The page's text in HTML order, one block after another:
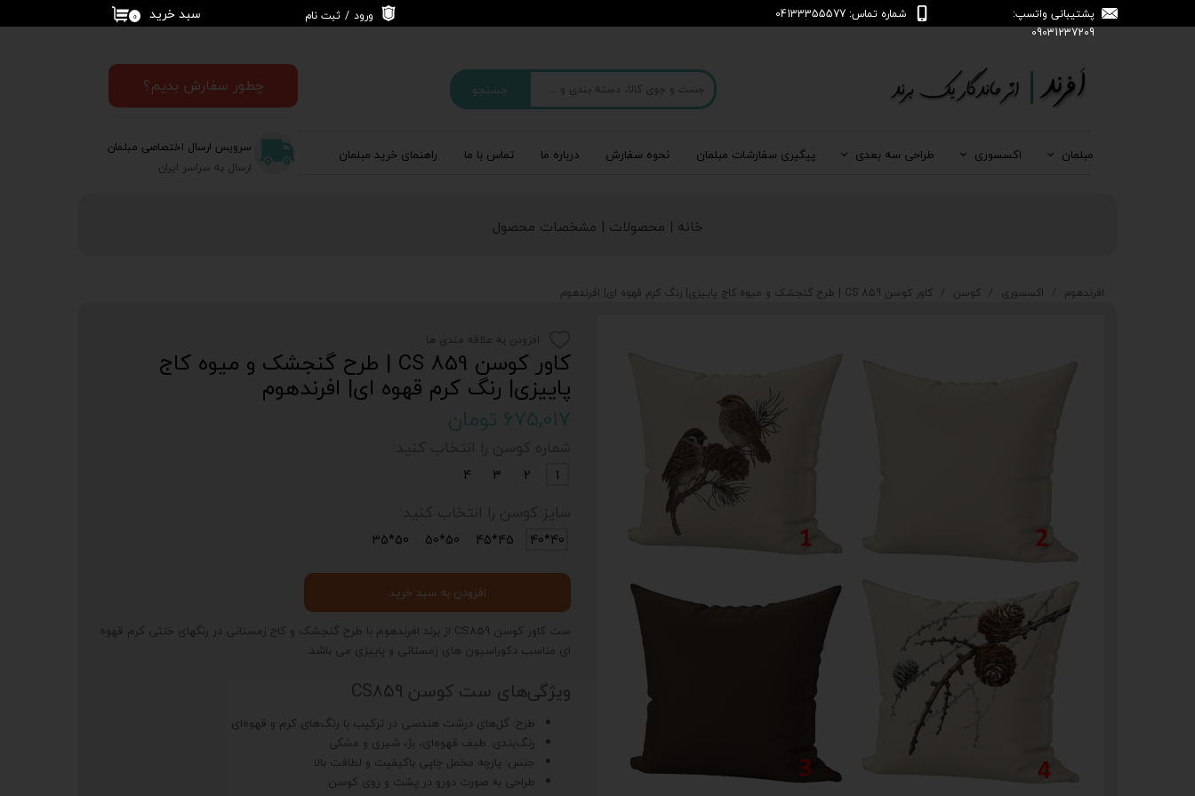
جستجو
سرویس ارسال اختصاصی مبلمان
ارسال به سراسر ایران
پشتیبانی واتسپ:
09031237209
شماره تماس: 04133355577 ۰ سبد خرید ورود / ثبت نام
خروج از حساب
مبلمان اکسسوری طراحی سه بعدی پیگیری سفارشات مبلمان نحوه سفارش درباره‌ ما تماس با ما راهنمای خرید مبلمان
چطور سفارش بدیم؟
خانه | محصولات | مشخصات محصول
افرندهوم اکسسوری کوسن کاور کوسن CS 859 | طرح گنجشک و میوه کاج پاییزی| رنگ‌ کرم قهوه ای| افرندهوم
کاور کوسن CS 859 | طرح گنجشک و میوه کاج
پاییزی| رنگ‌ کرم قهوه ای| افرندهوم
۶۷۵,۰۱۷ تومان
ست کاور کوسن CS859 از برند افرندهوم با طرح گنجشک و کاج زمستانی در رنگهای خنثی کرم قهوه
ای مناسب دکوراسیون های زمستانی و پاییزی می باشد.
ویژگی‌های ست کوسن CS859
طرح: گل‌های درشت هندسی در ترکیب با رنگ‌های کرم و قهوه‌ای
رنگ‌بندی: طیف قهوه‌ای، بژ، شیری و مشکی
جنس: پارچه مخمل چاپی باکیفیت و لطافت بالا
طراحی به صورت دورو در پشت و روی کوسن
1
2
3
4
40*40
45*45
50*50
50*35
افزودن به سبد خرید
افزودن به علاقه مندی ها